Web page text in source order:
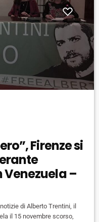
Firenze si
–
di Alberto Trentini, il
il 15 novembre scorso,